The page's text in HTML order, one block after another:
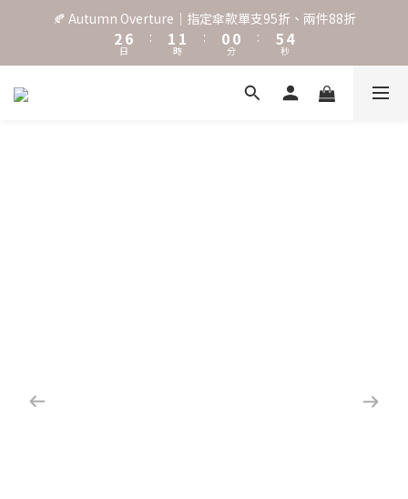
˖⋆꙳𝜗𝜚꙳. Shefa 沃野棕4款 全新上市˖⋆꙳𝜗𝜚꙳
🍂 Autumn Overture｜指定傘款單支95折、兩件88折
3
2
1
7
6
5
日
:
2
1
0
2
1
0
時
:
1
0
1
0
分
:
6
5
4
2
5
4
3
1
秒
‧⁺ ⊹˚. 台灣地區任選兩支傘免運 ⁺ ⊹˚.